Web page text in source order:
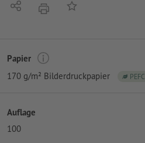
Teilen DruckenAuf die Merkliste
Papier
170 g/m² Bilderdruckpapier
PEFC
Auflage
100